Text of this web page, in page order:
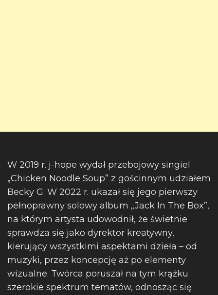
W 2019 r. j-hope wydał przebojowy singiel
„Chicken Noodle Soup” z gościnnym udziałem
Becky G. W 2022 r. ukazał się jego pierwszy
pełnoprawny solowy album „Jack In The Box”,
na którym artysta udowodnił, że świetnie
sprawdza się jako dyrektor kreatywny,
kierujący wszystkimi aspektami dzieła – od
muzyki, przez koncepcję aż po elementy
wizualne. Twórca poruszał na tym krążku
szerokie spektrum tematów, odnosząc się